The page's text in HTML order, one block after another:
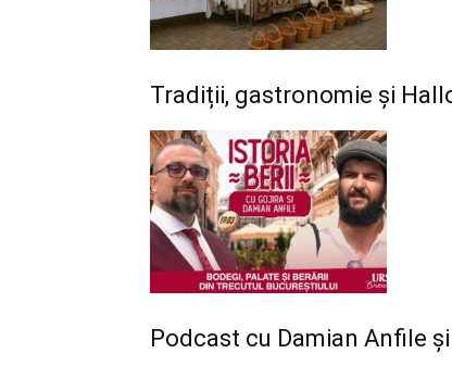
Tradiții, gastronomie și
Podcast cu Damian Anfile